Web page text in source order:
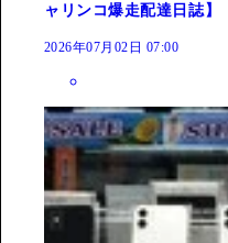
ャリンコ爆走配達日誌】
2026年07月02日 07:00